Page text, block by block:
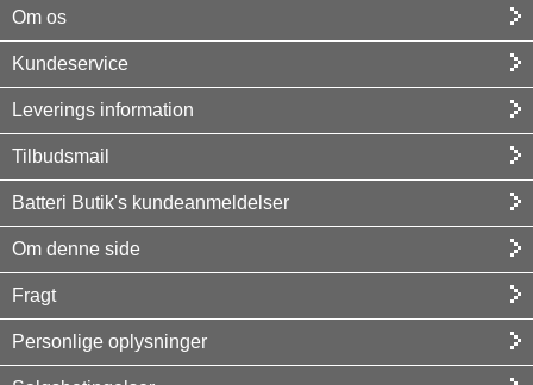
Om os
Kundeservice
Leverings information
Tilbudsmail
Batteri Butik's kundeanmeldelser
Om denne side
Fragt
Personlige oplysninger